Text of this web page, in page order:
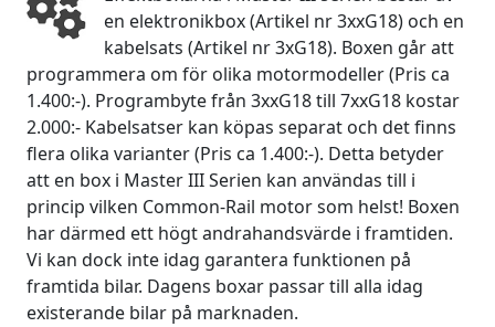
en elektronikbox (Artikel nr 3xxG18) och en
kabelsats (Artikel nr 3xG18). Boxen går att
programmera om för olika motormodeller (Pris ca
1.400:-). Programbyte från 3xxG18 till 7xxG18 kostar
2.000:- Kabelsatser kan köpas separat och det finns
flera olika varianter (Pris ca 1.400:-). Detta betyder
att en box i Master III Serien kan användas till i
princip vilken Common-Rail motor som helst! Boxen
har därmed ett högt andrahandsvärde i framtiden.
Vi kan dock inte idag garantera funktionen på
framtida bilar. Dagens boxar passar till alla idag
existerande bilar på marknaden.